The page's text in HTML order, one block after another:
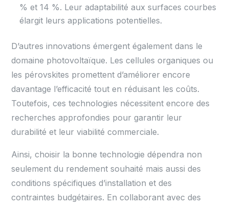
% et 14 %. Leur adaptabilité aux surfaces courbes
élargit leurs applications potentielles.
D’autres innovations émergent également dans le
domaine photovoltaïque. Les cellules organiques ou
les pérovskites promettent d’améliorer encore
davantage l’efficacité tout en réduisant les coûts.
Toutefois, ces technologies nécessitent encore des
recherches approfondies pour garantir leur
durabilité et leur viabilité commerciale.
Ainsi, choisir la bonne technologie dépendra non
seulement du rendement souhaité mais aussi des
conditions spécifiques d’installation et des
contraintes budgétaires. En collaborant avec des